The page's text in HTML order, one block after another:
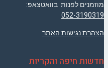
מוזמנים לפנות בוואטצאפ:
052-3190319
הצהרת נגישות האתר
חדשות חיפה והקריות